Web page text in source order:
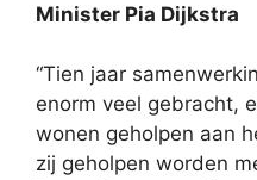
Minister Pia Dijkstra
“Tien jaar
enorm veel gebracht,
wonen geholpen aan
zij geholpen worden